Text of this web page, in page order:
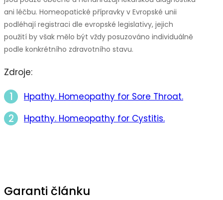
ani léčbu. Homeopatické přípravky v Evropské unii
podléhají registraci dle evropské legislativy, jejich
použití by však mělo být vždy posuzováno individuálně
podle konkrétního zdravotního stavu.
Zdroje:
Hpathy. Homeopathy for Sore Throat.
Hpathy. Homeopathy for Cystitis.
Garanti článku